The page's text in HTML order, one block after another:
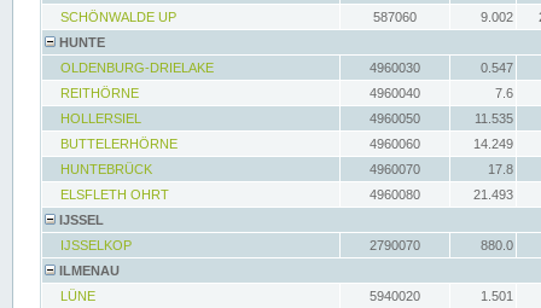
SCHÖNWALDE UP
587060 9.002
HUNTE
OLDENBURG-DRIELAKE
4960030
0.547
REITHÖRNE
4960040
7.6
HOLLERSIEL
4960050
11.535
BUTTELERHÖRNE
4960060
14.249
HUNTEBRÜCK
4960070
17.8
ELSFLETH OHRT
4960080
21.493
IJSSEL
IJSSELKOP
2790070
880.0
ILMENAU
LÜNE
5940020
1.501